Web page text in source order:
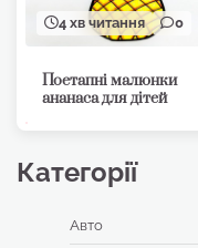
4 хв читання 0
Поетапні малюнки
ананаса для дітей
Категорії
Авто